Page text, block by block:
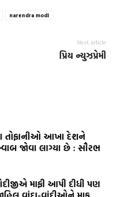
narendra modi
Next article
પ્રિય ન્યુઝપ્રેમી
તોફાનીઓ આખા દેશને
જોવા લાગ્યા છે : સૌરભ
માફી આપી દીધી પણ